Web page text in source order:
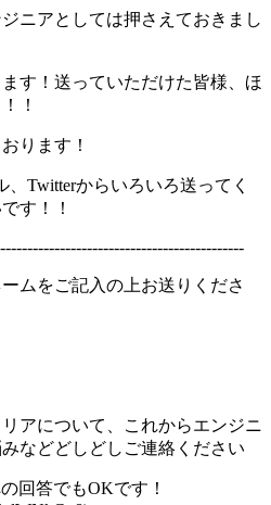
ニアとしては押さえておきまし
す！送っていただけた皆様、ほ
！
ります！
、Twitterからいろいろ送ってく
す！！
ムをご記入の上お送りくださ
アについて、これからエンジニ
などどしどしご連絡ください
回答でもOKです！